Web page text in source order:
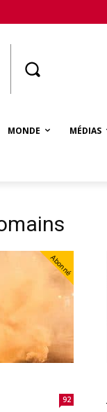
MONDE MÉDIAS
Abonné
92